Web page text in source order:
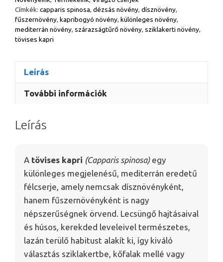
Címkék: capparis spinosa, dézsás növény, dísznövény,
fűszernövény, kapribogyó növény, különleges növény,
mediterrán növény, szárazságtűrő növény, sziklakerti növény,
tövises kapri
Leírás
További információk
Leírás
A tövises kapri (Capparis spinosa)egy
különleges megjelenésű, mediterrán eredetű
félcserje, amely nemcsak dísznövényként,
hanem fűszernövényként is nagy
népszerűségnek örvend. Lecsüngő hajtásaival
és húsos, kerekded leveleivel természetes,
lazán terülő habitust alakít ki, így kiváló
választás sziklakertbe, kőfalak mellé vagy